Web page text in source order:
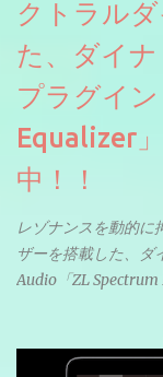
クトラル
た、ダイ
プラグイ
Equalizer
中！！
レゾナンスを動的に
ザーを搭載した、ダ
Audio「ZL Spectrum